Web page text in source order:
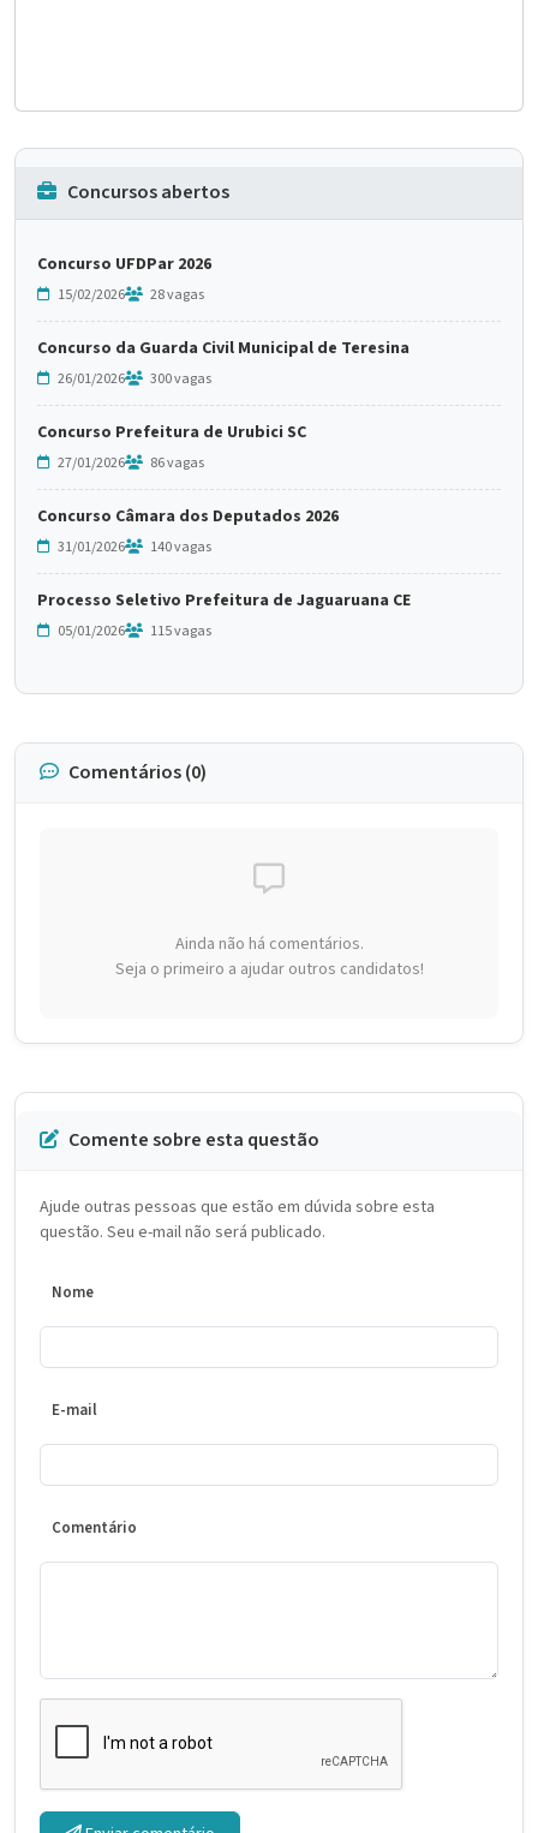
Concursos abertos
Concurso UFDPar 2026
15/02/2026 28 vagas
Concurso da Guarda Civil Municipal de Teresina
26/01/2026 300 vagas
Concurso Prefeitura de Urubici SC
27/01/2026 86 vagas
Concurso Câmara dos Deputados 2026
31/01/2026 140 vagas
Processo Seletivo Prefeitura de Jaguaruana CE
05/01/2026 115 vagas
Comentários (0)
Ainda não há comentários.
Seja o primeiro a ajudar outros candidatos!
Comente sobre esta questão
Ajude outras pessoas que estão em dúvida sobre esta
questão. Seu e-mail não será publicado.
Nome
E-mail
Comentário